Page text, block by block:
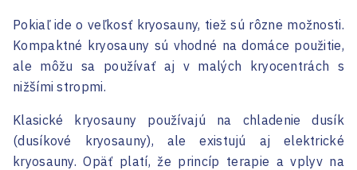
Pokiaľ ide o veľkosť kryosauny, tiež sú rôzne možnosti.
Kompaktné kryosauny sú vhodné na domáce použitie,
ale môžu sa používať aj v malých kryocentrách s
nižšími stropmi.
Klasické kryosauny používajú na chladenie dusík
(dusíkové kryosauny), ale existujú aj elektrické
kryosauny. Opäť platí, že princíp terapie a vplyv na